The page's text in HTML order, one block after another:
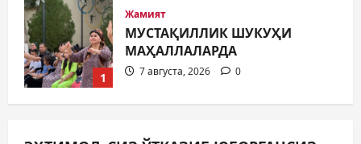
1
Жамият
МУСТАҚИЛЛИК ШУКУҲИ
МАҲАЛЛАЛАРДА
7 августа, 2026 0
ОЛМАЛИҚ ШАҲАР САЙЛОВ